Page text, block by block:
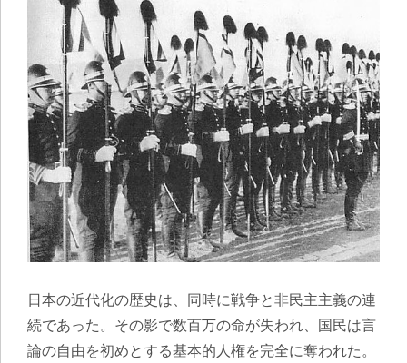
日本の近代化の歴史は、同時に戦争と非民主主義の連
続であった。その影で数百万の命が失われ、国民は言
論の自由を初めとする基本的人権を完全に奪われた。